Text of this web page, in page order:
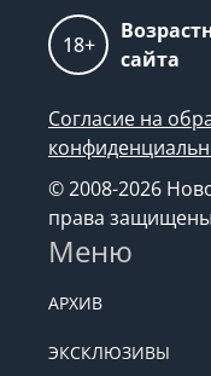
18+
сайта
Согласие на
© 2008-2026
права
Меню
АРХИВ
ЭКСКЛЮЗИВЫ